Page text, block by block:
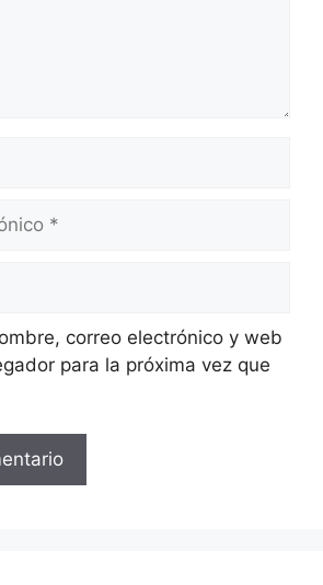
correo electrónico y web
para la próxima vez que